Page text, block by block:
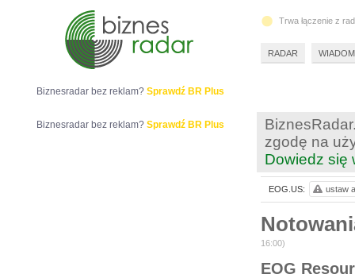
zgodę na
Dowiedz się
16:00)
EOG
EOG.US: ustaw
Biznesradar bez reklam? Sprawdź BR Plus
Biznesradar bez reklam? Sprawdź BR Plus
Trwa łączenie z
RADAR